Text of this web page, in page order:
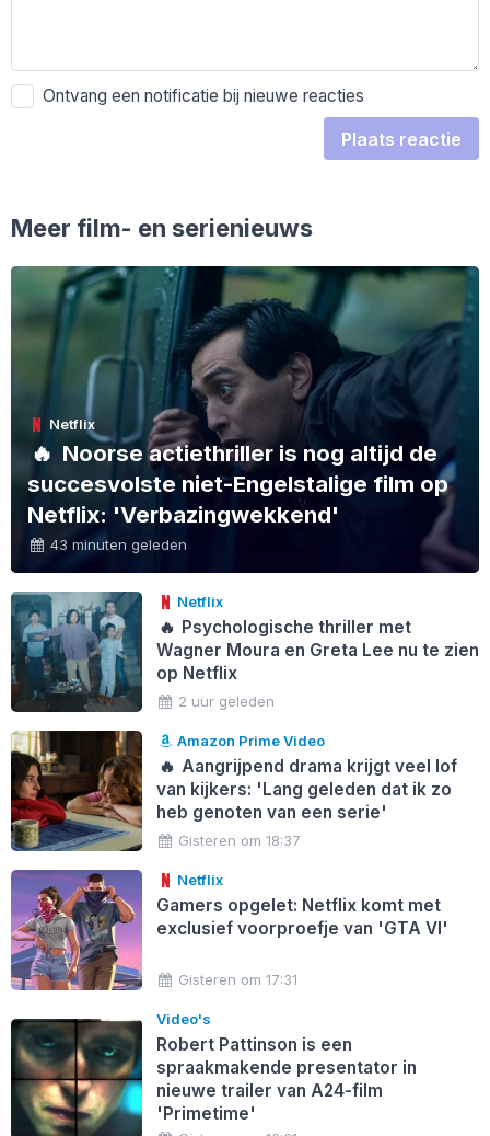
Ontvang een notificatie bij nieuwe reacties
Plaats reactie
Meer film- en serienieuws
Netflix
🔥 Noorse actiethriller is nog altijd de
succesvolste niet-Engelstalige film op
Netflix: 'Verbazingwekkend'
43 minuten geleden
Netflix
🔥 Psychologische thriller met
Wagner Moura en Greta Lee nu te zien
op Netflix
2 uur geleden
Amazon Prime Video
🔥 Aangrijpend drama krijgt veel lof
van kijkers: 'Lang geleden dat ik zo
heb genoten van een serie'
Gisteren om 18:37
Netflix
Gamers opgelet: Netflix komt met
exclusief voorproefje van 'GTA VI'
Gisteren om 17:31
Video's
Robert Pattinson is een
spraakmakende presentator in
nieuwe trailer van A24-film
'Primetime'